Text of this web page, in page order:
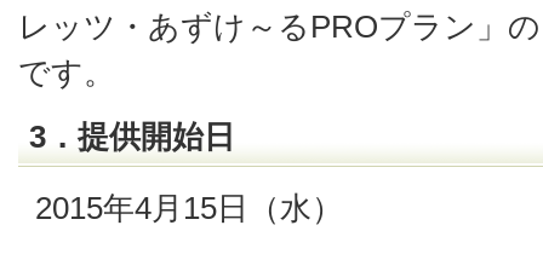
レッツ・あずけ～るPROプラン」
です。
3．提供開始日
2015年4月15日（水）